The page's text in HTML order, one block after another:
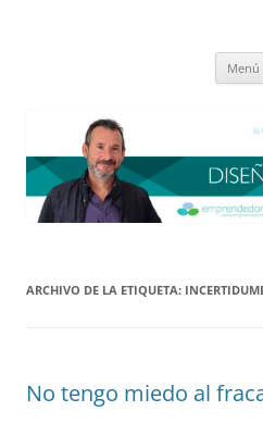
Menú
ARCHIVO DE LA ETIQUETA:
No tengo miedo al